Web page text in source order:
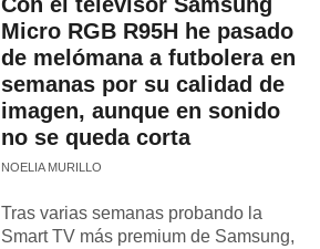
Micro RGB R95H he pasado
de melómana a futbolera en
semanas por su calidad de
imagen, aunque en sonido
no se queda corta
NOELIA MURILLO
Tras varias semanas probando la
Smart TV más premium de Samsung,